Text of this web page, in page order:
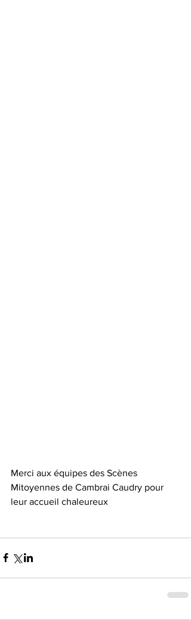
Merci aux équipes des Scènes
Mitoyennes de Cambrai Caudry pour
leur accueil chaleureux